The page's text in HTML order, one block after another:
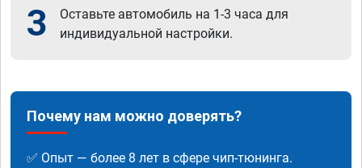
3
Оставьте автомобиль на 1-3 часа для
индивидуальной настройки.
Почему нам можно доверять?
✅ Опыт — более 8 лет в сфере чип-тюнинга.